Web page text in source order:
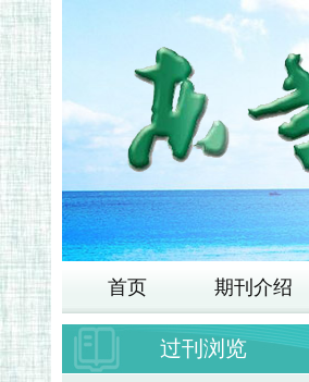
首页 期刊介绍
过刊浏览